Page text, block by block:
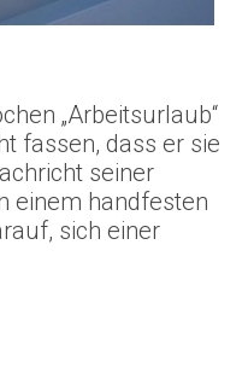
„Arbeitsurlaub“
fassen, dass er sie
seiner
einem handfesten
sich einer